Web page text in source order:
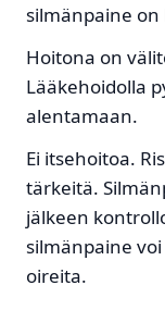
silmänpaine
Hoitona on
Lääkehoidolla
alentamaan.
Ei itsehoitoa.
tärkeitä.
jälkeen
silmänpaine
oireita.